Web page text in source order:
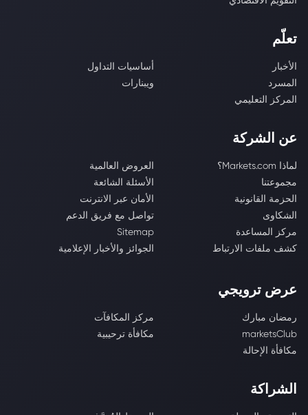
تعلّم
الأخبار
أساسيات التداول
المسرد
ويبنارات
المركز التعليمي
عن الشركة
لماذا Markets.com؟
العروض العالمية
مجموعتنا
الأسئلة الشائعة
الحزمة القانونية
الأمان عبر الانترنت
الشكاوى
تواصل مع فريق الدعم
مركز المساعدة
Sitemap
كشف ملفات الارتباط
الجوائز والأخبار الإعلامية
عرض ترويجي
رمضان مبارك
مركز المكافآت
marketsClub
مكافأة ترحيبية
مكافأة الإحالة
الشراكة